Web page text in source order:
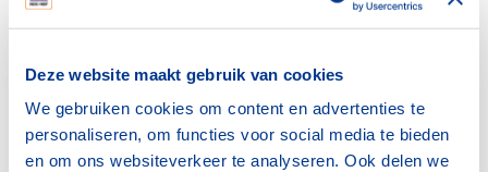
Deze website maakt gebruik van cookies
We gebruiken cookies om content en advertenties te
personaliseren, om functies voor social media te bieden
en om ons websiteverkeer te analyseren. Ook delen we
trainer-coaches en instructeurs om zich verder te
vaardigheden, bijvoorbeeld door het volgen van één van
de vanuit de bond beschikbare opleidingen.
Wil je meer weten over deze basisbekwaamheid en hoe
jij vanuit jouw bond daar met je clubs op een goede